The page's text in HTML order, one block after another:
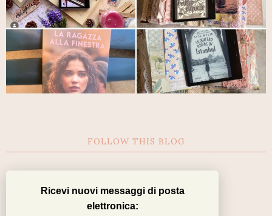
FOLLOW THIS BLOG
Ricevi nuovi messaggi di posta
elettronica: